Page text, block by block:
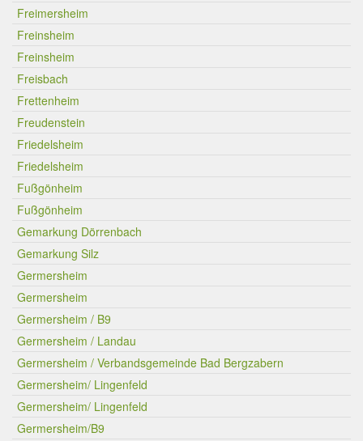
Freimersheim
Freinsheim
Freinsheim
Freisbach
Frettenheim
Freudenstein
Friedelsheim
Friedelsheim
Fußgönheim
Fußgönheim
Gemarkung Dörrenbach
Gemarkung Silz
Germersheim
Germersheim
Germersheim / B9
Germersheim / Landau
Germersheim / Verbandsgemeinde Bad Bergzabern
Germersheim/ Lingenfeld
Germersheim/ Lingenfeld
Germersheim/B9